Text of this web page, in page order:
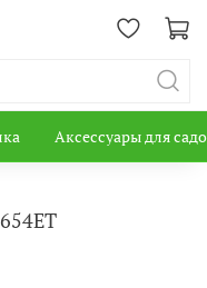
Аксессуары для